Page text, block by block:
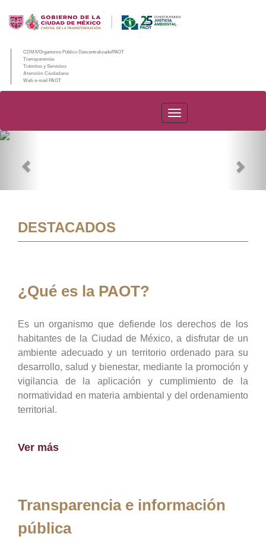
CDMX/Organismo Público Descentralizado/PAOT
Transparencia
Trámites y Servicios
Atención Ciudadana
Web e-mail PAOT
PAOT
DESTACADOS
¿Qué es la PAOT?
Es un organismo que defiende los derechos de los
habitantes de la Ciudad de México, a disfrutar de un
ambiente adecuado y un territorio ordenado para su
desarrollo, salud y bienestar, mediante la promoción y
vigilancia de la aplicación y cumplimiento de la
normatividad en materia ambiental y del ordenamiento
territorial.
Ver más
Transparencia e información
pública